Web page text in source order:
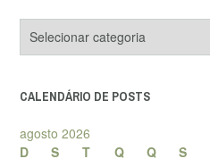
de
CALENDÁRIO DE POSTS
agosto 2026
D
S T Q Q S